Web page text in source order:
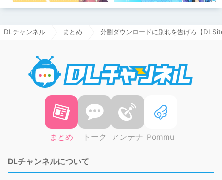
DLチャンネル まとめ 分割ダウンロードに別れを告げろ【
まとめ トーク アンテナ Pommu
DLチャンネルについて